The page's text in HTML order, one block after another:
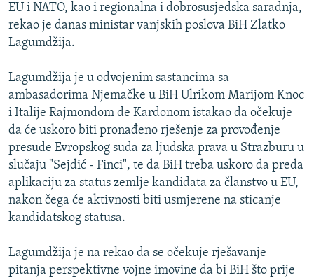
INFOGRAFIKE
KINA NA BALKANU
RSE PRIČE IZ SVIJETA
ISPRIČAJ MI
DNEVNO@RSE
SPECIJALI RSE
VIŠE OD NASLOVA
GENOCID U SREBRENICI
POPLAVE I KLIZIŠTA U BIH 2024.
TV LIBERTY
POST SCRIPTUM
MOJA EVROPA
PRATITE NAS
Sve RFE/RL stranice
EU i NATO, kao i regionalna i dobrosusjedska saradnja,
rekao je danas ministar vanjskih poslova BiH Zlatko
Lagumdžija.
Lagumdžija je u odvojenim sastancima sa
ambasadorima Njemačke u BiH Ulrikom Marijom Knoc
i Italije Rajmondom de Kardonom istakao da očekuje
da će uskoro biti pronađeno rješenje za provođenje
presude Evropskog suda za ljudska prava u Strazburu u
slučaju "Sejdić - Finci", te da BiH treba uskoro da preda
aplikaciju za status zemlje kandidata za članstvo u EU,
nakon čega će aktivnosti biti usmjerene na sticanje
kandidatskog statusa.
Lagumdžija je na rekao da se očekuje rješavanje
pitanja perspektivne vojne imovine da bi BiH što prije